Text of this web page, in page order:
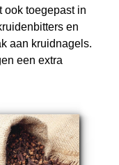
toegepast in
en
aan kruidnagels.
een extra